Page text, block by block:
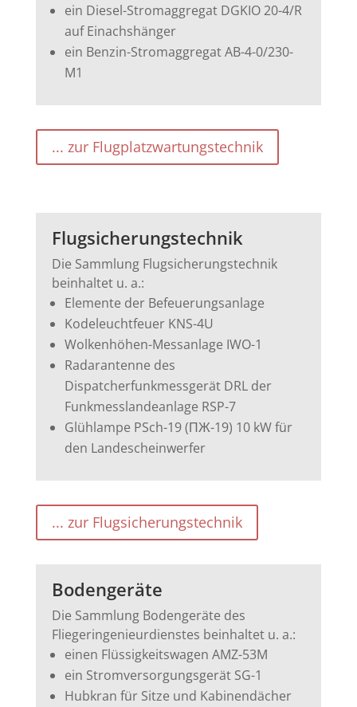
ein Diesel-Stromaggregat DGKIO 20-4/R
auf Einachshänger
ein Benzin-Stromaggregat AB-4-0/230-
M1
... zur Flugplatzwartungstechnik
Flugsicherungstechnik
Die Sammlung Flugsicherungstechnik
beinhaltet u. a.:
Elemente der Befeuerungsanlage
Kodeleuchtfeuer KNS-4U
Wolkenhöhen-Messanlage IWO-1
Radarantenne des
Dispatcherfunkmessgerät DRL der
Funkmesslandeanlage RSP-7
Glühlampe PSch-19 (ПЖ-19) 10 kW für
den Landescheinwerfer
... zur Flugsicherungstechnik
Bodengeräte
Die Sammlung Bodengeräte des
Fliegeringenieurdienstes beinhaltet u. a.:
einen Flüssigkeitswagen AMZ-53M
ein Stromversorgungsgerät SG-1
Hubkran für Sitze und Kabinendächer